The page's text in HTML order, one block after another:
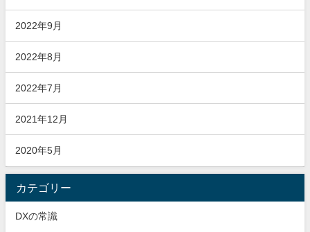
2022年9月
2022年8月
2022年7月
2021年12月
2020年5月
カテゴリー
DXの常識